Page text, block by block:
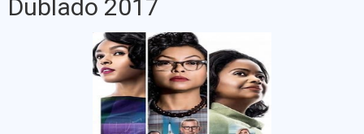
Dublado 2017